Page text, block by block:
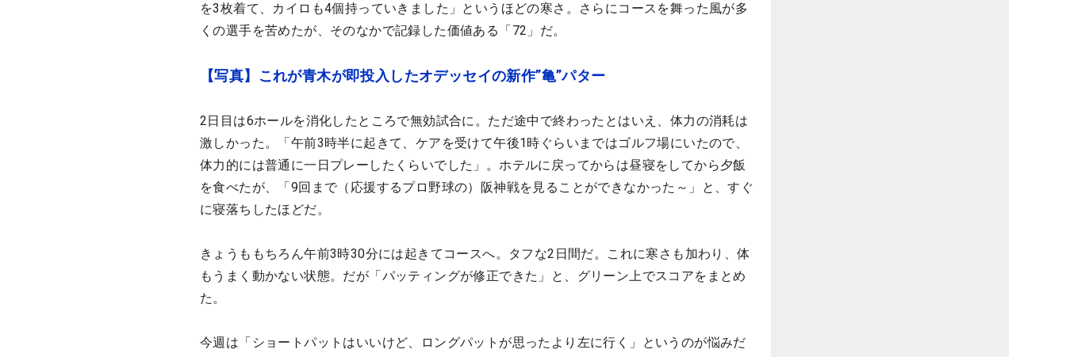
を3枚着て、カイロも4個持っていきました」というほどの寒さ。さらにコースを舞った風が多
くの選手を苦めたが、そのなかで記録した価値ある「72」だ。
【写真】これが青木が即投入したオデッセイの新作”亀”パター
2日目は6ホールを消化したところで無効試合に。ただ途中で終わったとはいえ、体力の消耗は
激しかった。「午前3時半に起きて、ケアを受けて午後1時ぐらいまではゴルフ場にいたので、
体力的には普通に一日プレーしたくらいでした」。ホテルに戻ってからは昼寝をしてから夕飯
を食べたが、「9回まで（応援するプロ野球の）阪神戦を見ることができなかった～」と、すぐ
に寝落ちしたほどだ。
きょうももちろん午前3時30分には起きてコースへ。タフな2日間だ。これに寒さも加わり、体
もうまく動かない状態。だが「パッティングが修正できた」と、グリーン上でスコアをまとめ
た。
今週は「ショートパットはいいけど、ロングパットが思ったより左に行く」というのが悩みだ